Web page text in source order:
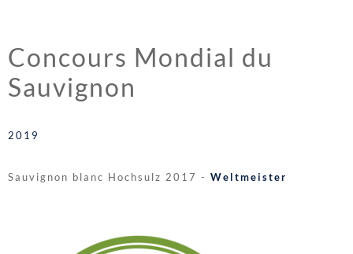
Concours Mondial du
Sauvignon
2019
Sauvignon blanc Hochsulz 2017 - Weltmeister